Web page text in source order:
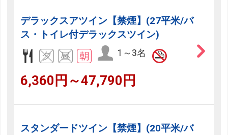
デラックスアツイン【禁煙】(27平米/バ
ス・トイレ付デラックスツイン)
1～3名
6,360円～47,790円
スタンダードツイン【禁煙】(20平米/バ